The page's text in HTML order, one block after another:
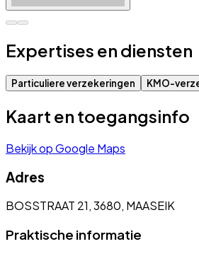
Expertises en diensten
Particuliere verzekeringen KMO-
Kaart en toegangsinfo
Bekijk op Google Maps
Adres
BOSSTRAAT 21, 3680, MAASEIK
Praktische informatie